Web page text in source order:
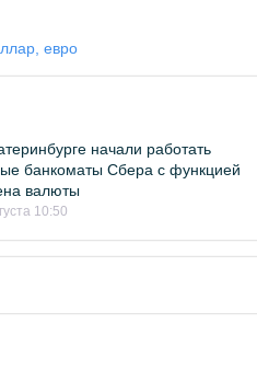
евро
начали работать
банкоматы Сбера с функцией
валюты
10:50